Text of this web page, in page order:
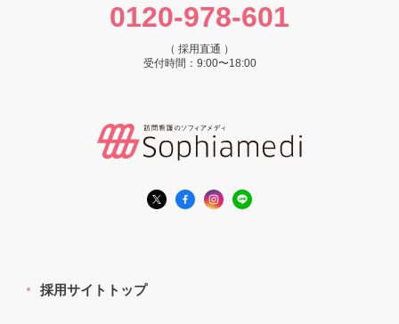
0120-978-601
（ 採用直通 ）
受付時間：9:00〜18:00
採用サイトトップ